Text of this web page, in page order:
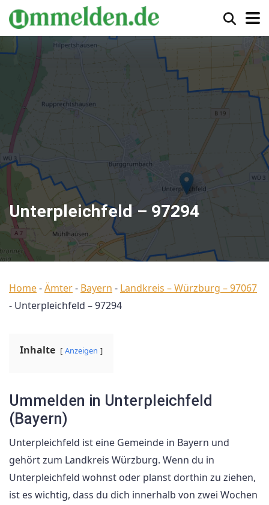
Unterpleichfeld – 97294
Home-Ämter- Bayern - Landkreis – Würzburg – 97067
- Unterpleichfeld – 97294
Inhalte Anzeigen
Ummelden in Unterpleichfeld
(Bayern)
Unterpleichfeld ist eine Gemeinde in Bayern und
gehört zum Landkreis Würzburg. Wenn du in
Unterpleichfeld wohnst oder planst dorthin zu ziehen,
ist es wichtig, dass du dich innerhalb von zwei Wochen